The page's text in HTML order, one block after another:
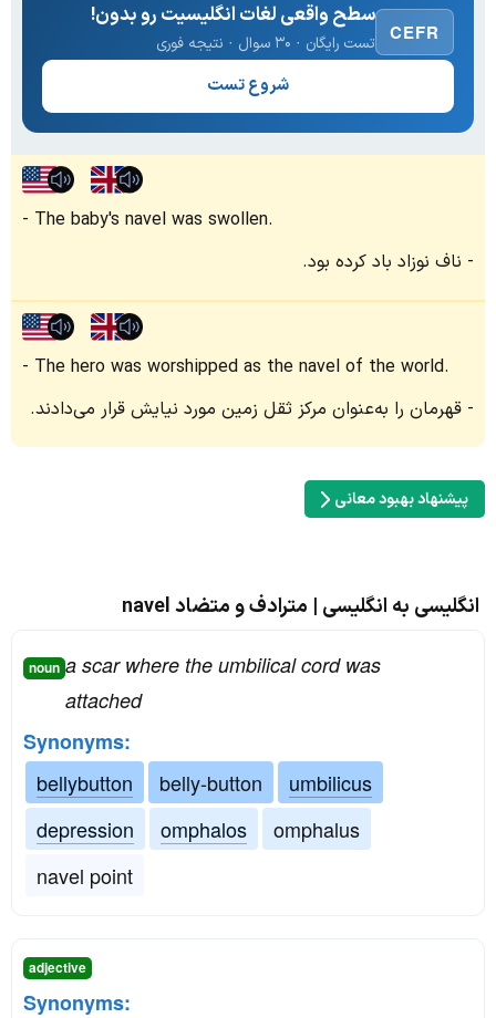
CEFR
سطح واقعی لغات انگلیسیت رو بدون!
تست رایگان · ۳۰ سوال · نتیجه فوری
شروع تست
The baby's navel was swollen.
ناف نوزاد باد کرده بود.
The hero was worshipped as the navel of the world.
قهرمان را به‌عنوان مرکز ثقل زمین مورد نیایش قرار می‌دادند.
پیشنهاد بهبود معانی
انگلیسی به انگلیسی | مترادف و متضاد navel
noun a scar where the umbilical cord was
attached
Synonyms:
bellybutton
belly-button
umbilicus
depression
omphalos
omphalus
navel point
adjective
Synonyms: